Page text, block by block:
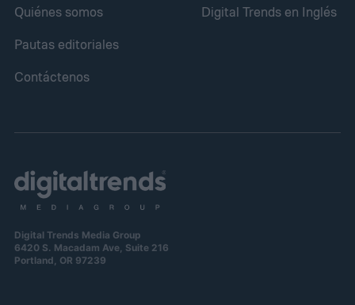
Quiénes somos
Pautas editoriales
Contáctenos
Digital Trends en Inglés
Digital Trends Media Group
6420 S. Macadam Ave, Suite 216
Portland, OR 97239